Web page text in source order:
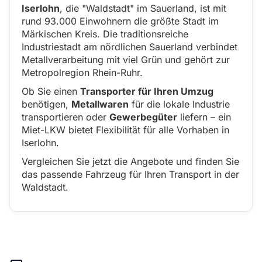
Iserlohn, die "Waldstadt" im Sauerland, ist mit
rund 93.000 Einwohnern die größte Stadt im
Märkischen Kreis. Die traditionsreiche
Industriestadt am nördlichen Sauerland verbindet
Metallverarbeitung mit viel Grün und gehört zur
Metropolregion Rhein-Ruhr.
Ob Sie einen Transporter für Ihren Umzug
benötigen, Metallwaren für die lokale Industrie
transportieren oder Gewerbegüter liefern – ein
Miet-LKW bietet Flexibilität für alle Vorhaben in
Iserlohn.
Vergleichen Sie jetzt die Angebote und finden Sie
das passende Fahrzeug für Ihren Transport in der
Waldstadt.